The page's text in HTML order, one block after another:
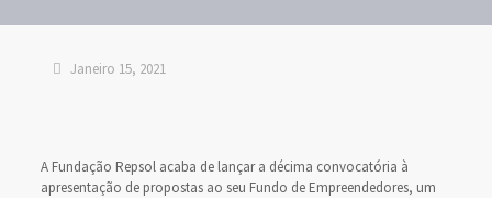
Janeiro 15, 2021
A Fundação Repsol acaba de lançar a décima convocatória à
apresentação de propostas ao seu Fundo de Empreendedores, um